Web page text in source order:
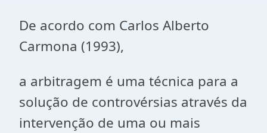
De acordo com Carlos Alberto
Carmona (1993),
a arbitragem é uma técnica para a
solução de controvérsias através da
intervenção de uma ou mais